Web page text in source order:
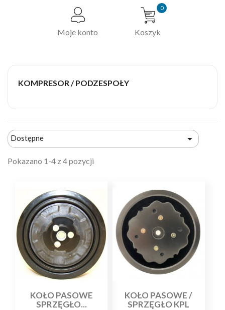
Moje konto
0
Koszyk
KOMPRESOR / PODZESPOŁY
Dostępne 
Pokazano 1-4 z 4 pozycji
KOŁO PASOWE
SPRZĘGŁO...
KOŁO PASOWE /
SPRZĘGŁO KPL